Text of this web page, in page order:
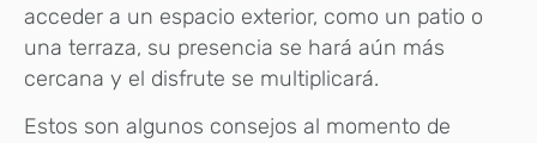
acceder a un espacio exterior, como un patio o
una terraza, su presencia se hará aún más
cercana y el disfrute se multiplicará.
Estos son algunos consejos al momento de